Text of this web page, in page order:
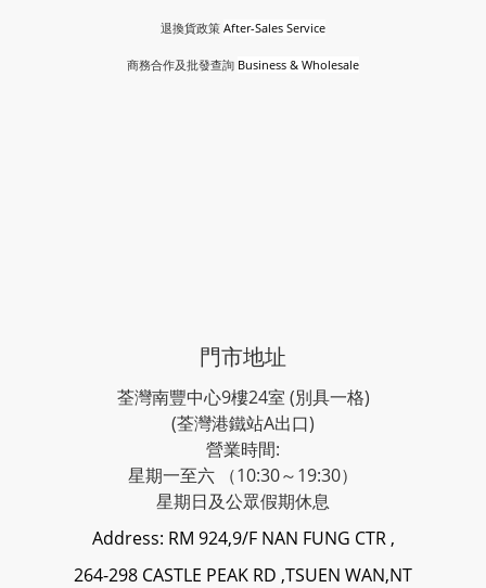
退換貨政策 After-Sales Service
商務合作及批發查詢 Business & Wholesale
門市地址
荃灣南豐中心9樓24室 (別具一格)
(荃灣港鐵站A出口)
營業時間:
星期一至六 （10:30～19:30）
星期日及公眾假期休息
Address: RM 924,9/F NAN FUNG CTR ,
264-298 CASTLE PEAK RD ,TSUEN WAN,NT